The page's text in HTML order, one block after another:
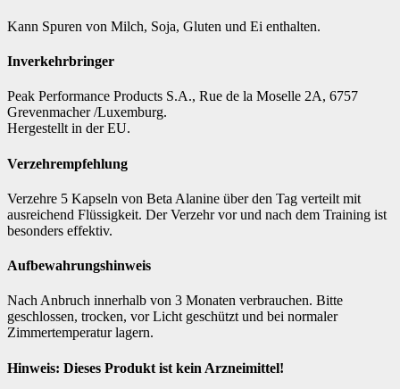
Kann Spuren von Milch, Soja, Gluten und Ei enthalten.
Inverkehrbringer
Peak Performance Products S.A., Rue de la Moselle 2A, 6757
Grevenmacher /Luxemburg.
Hergestellt in der EU.
Verzehrempfehlung
Verzehre 5 Kapseln von Beta Alanine über den Tag verteilt mit
ausreichend Flüssigkeit. Der Verzehr vor und nach dem Training ist
besonders effektiv.
Aufbewahrungshinweis
Nach Anbruch innerhalb von 3 Monaten verbrauchen. Bitte
geschlossen, trocken, vor Licht geschützt und bei normaler
Zimmertemperatur lagern.
Hinweis: Dieses Produkt ist kein Arzneimittel!